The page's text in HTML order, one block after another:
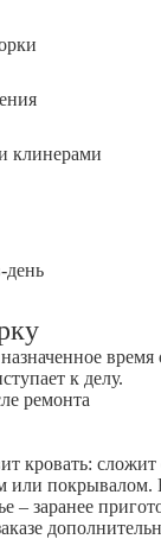
клинерами
день
время
к делу.
ремонта
кровать: сложит
или
– заранее